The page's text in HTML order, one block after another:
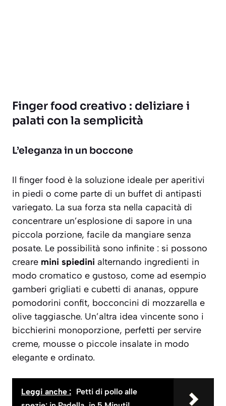
Finger food creativo : deliziare i
palati con la semplicità
L’eleganza in un boccone
Il finger food è la soluzione ideale per aperitivi
in piedi o come parte di un buffet di antipasti
variegato. La sua forza sta nella capacità di
concentrare un’esplosione di sapore in una
piccola porzione, facile da mangiare senza
posate. Le possibilità sono infinite : si possono
creare mini spiedini alternando ingredienti in
modo cromatico e gustoso, come ad esempio
gamberi grigliati e cubetti di ananas, oppure
pomodorini confit, bocconcini di mozzarella e
olive taggiasche. Un’altra idea vincente sono i
bicchierini monoporzione, perfetti per servire
creme, mousse o piccole insalate in modo
elegante e ordinato.
Leggi anche : Petti di pollo alle